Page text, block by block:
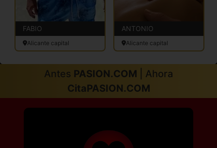
FABIO
Alicante capital
ANTONIO
Alicante capital
Antes PASION.COM | Ahora
CitaPASION.COM